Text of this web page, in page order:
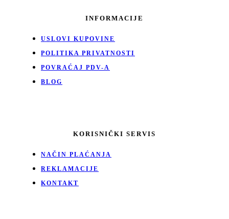
INFORMACIJE
USLOVI KUPOVINE
POLITIKA PRIVATNOSTI
POVRAĆAJ PDV-A
BLOG
KORISNIČKI SERVIS
NAČIN PLAĆANJA
REKLAMACIJE
KONTAKT